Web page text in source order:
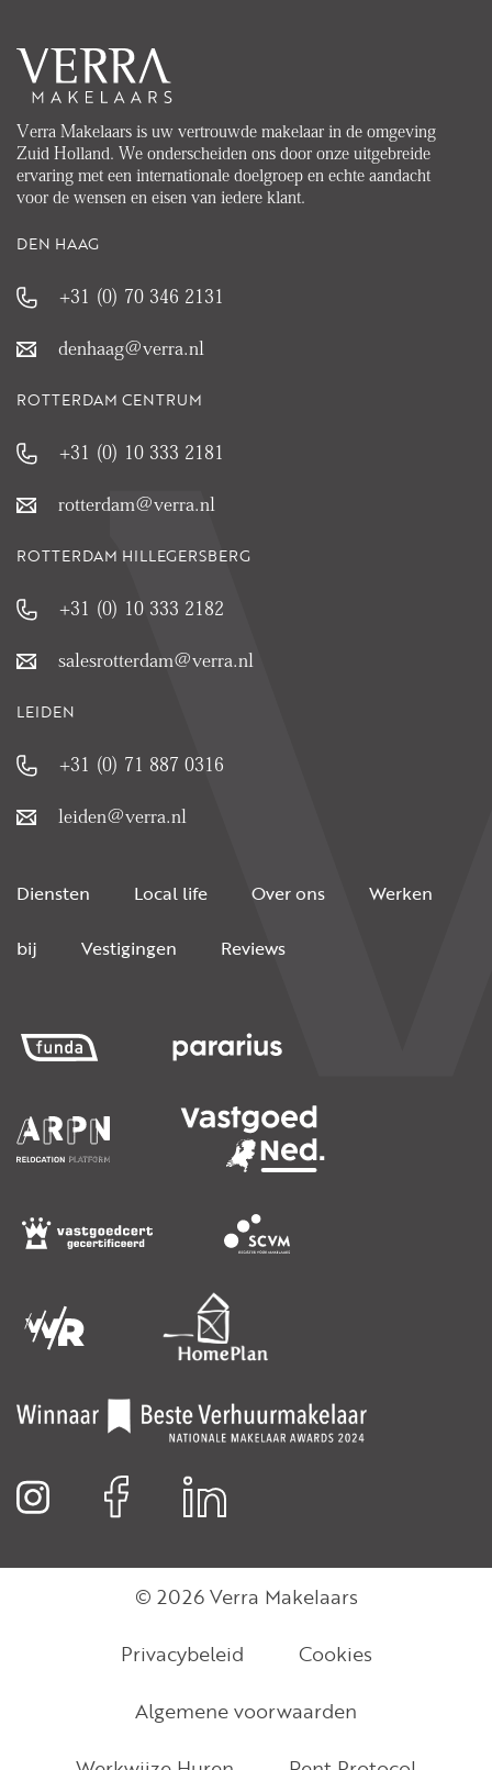
Verra Makelaars is uw vertrouwde makelaar in de omgeving
Zuid Holland. We onderscheiden ons door onze uitgebreide
ervaring met een internationale doelgroep en echte aandacht
voor de wensen en eisen van iedere klant.
DEN HAAG
+31 (0) 70 346 2131
denhaag@verra.nl
ROTTERDAM CENTRUM
+31 (0) 10 333 2181
rotterdam@verra.nl
ROTTERDAM HILLEGERSBERG
+31 (0) 10 333 2182
salesrotterdam@verra.nl
LEIDEN
+31 (0) 71 887 0316
leiden@verra.nl
Diensten Local life Over ons Werken
bij Vestigingen Reviews
© 2026 Verra Makelaars
Privacybeleid
Cookies
Algemene voorwaarden